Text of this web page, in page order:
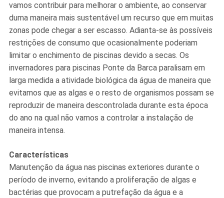
vamos contribuir para melhorar o ambiente, ao conservar
duma maneira mais sustentável um recurso que em muitas
zonas pode chegar a ser escasso. Adianta-se às possíveis
restrições de consumo que ocasionalmente poderiam
limitar o enchimento de piscinas devido a secas. Os
invernadores para piscinas Ponte da Barca paralisam em
larga medida a atividade biológica da água de maneira que
evitamos que as algas e o resto de organismos possam se
reproduzir de maneira descontrolada durante esta época
do ano na qual não vamos a controlar a instalação de
maneira intensa.
Características
Manutenção da água nas piscinas exteriores durante o
período de inverno, evitando a proliferação de algas e
bactérias que provocam a putrefação da água e a